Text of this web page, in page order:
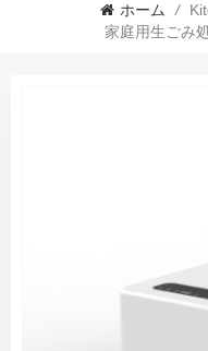
ホーム /
家庭用生ごみ